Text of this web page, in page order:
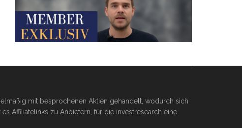
mit besprochenen Aktien gehandelt, wodurch sich
Affiliatelinks zu Anbietern, für die investresearch eine